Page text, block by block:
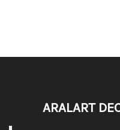
ARALART